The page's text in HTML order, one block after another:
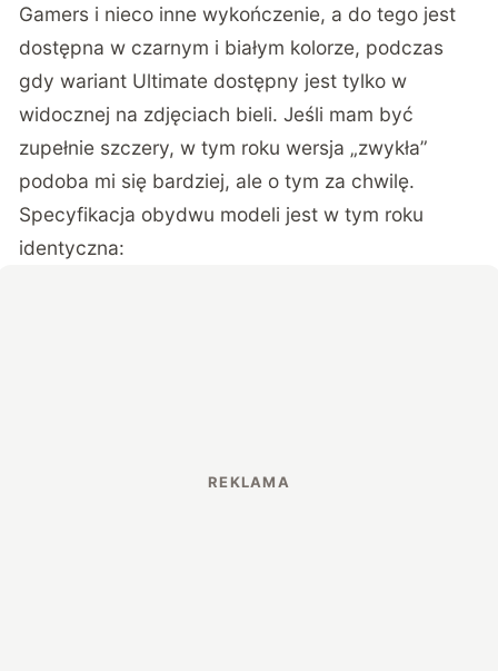
Gamers i nieco inne wykończenie, a do tego jest
dostępna w czarnym i białym kolorze, podczas
gdy wariant Ultimate dostępny jest tylko w
widocznej na zdjęciach bieli. Jeśli mam być
zupełnie szczery, w tym roku wersja „zwykła”
podoba mi się bardziej, ale o tym za chwilę.
Specyfikacja obydwu modeli jest w tym roku
identyczna: